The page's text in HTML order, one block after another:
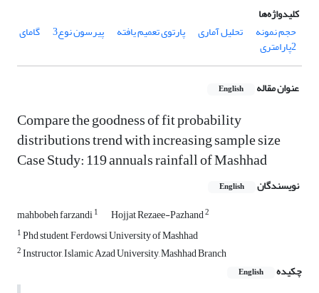
کلیدواژه‌ها
حجم نمونه
تحلیل آماری پارتوی تعمیم یافته پیرسون نوع3 گامای
2پارامتری
عنوان مقاله English
Compare the goodness of fit probability
distributions trend with increasing sample size
Case Study: 119 annuals rainfall of Mashhad
نویسندگان English
mahbobeh farzandi1 Hojjat Rezaee-Pazhand2
1Phd student, Ferdowsi University of Mashhad
2Instructor, Islamic Azad University, Mashhad Branch
چکیده
English